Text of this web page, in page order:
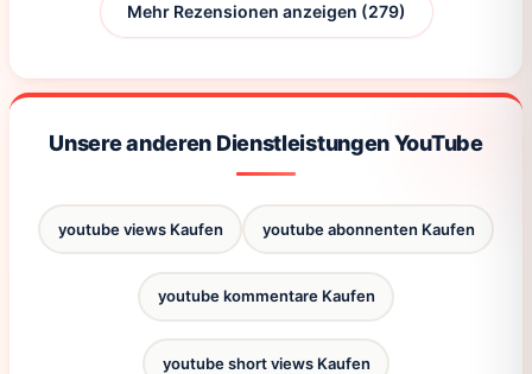
Mehr Rezensionen anzeigen (279)
Unsere anderen Dienstleistungen YouTube
youtube views Kaufen youtube abonnenten Kaufen
youtube kommentare Kaufen
youtube short views Kaufen